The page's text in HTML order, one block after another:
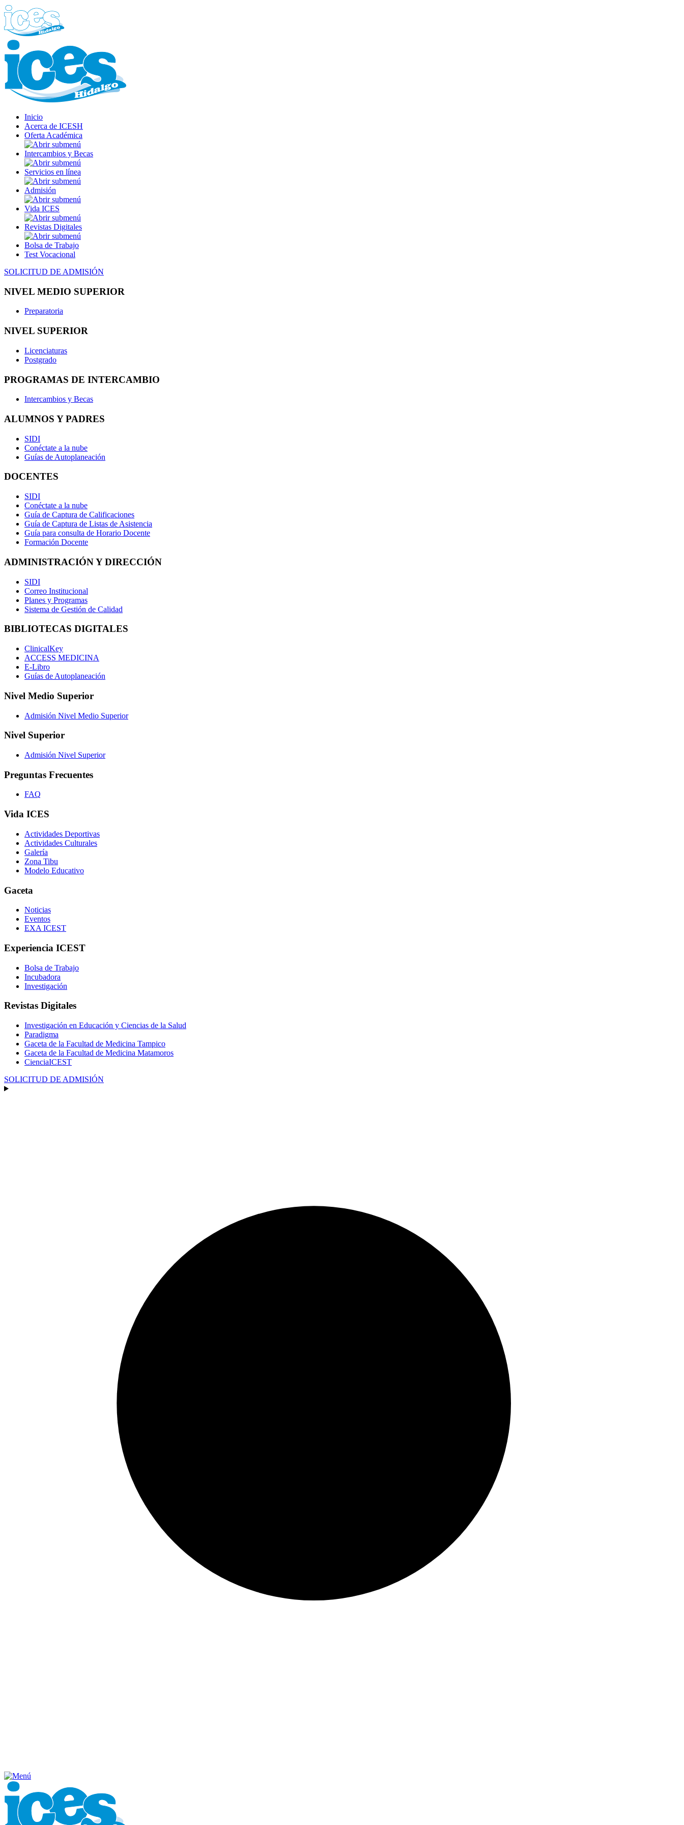
Inicio
Acerca de ICESH
Oferta Académica
Intercambios y Becas
Servicios en línea
Admisión
Vida ICES
Revistas Digitales
Bolsa de Trabajo
Test Vocacional
SOLICITUD DE ADMISIÓN
NIVEL MEDIO SUPERIOR
Preparatoria
NIVEL SUPERIOR
Licenciaturas
Postgrado
PROGRAMAS DE INTERCAMBIO
Intercambios y Becas
ALUMNOS Y PADRES
SIDI
Conéctate a la nube
Guías de Autoplaneación
DOCENTES
SIDI
Conéctate a la nube
Guía de Captura de Calificaciones
Guía de Captura de Listas de Asistencia
Guía para consulta de Horario Docente
Formación Docente
ADMINISTRACIÓN Y DIRECCIÓN
SIDI
Correo Institucional
Planes y Programas
Sistema de Gestión de Calidad
BIBLIOTECAS DIGITALES
ClinicalKey
ACCESS MEDICINA
E-Libro
Guías de Autoplaneación
Nivel Medio Superior
Admisión Nivel Medio Superior
Nivel Superior
Admisión Nivel Superior
Preguntas Frecuentes
FAQ
Vida ICES
Actividades Deportivas
Actividades Culturales
Galería
Zona Tibu
Modelo Educativo
Gaceta
Noticias
Eventos
EXA ICEST
Experiencia ICEST
Bolsa de Trabajo
Incubadora
Investigación
Revistas Digitales
Investigación en Educación y Ciencias de la Salud
Paradigma
Gaceta de la Facultad de Medicina Tampico
Gaceta de la Facultad de Medicina Matamoros
CienciaICEST
SOLICITUD DE ADMISIÓN